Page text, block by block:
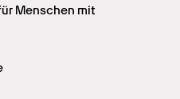
Menschen mit